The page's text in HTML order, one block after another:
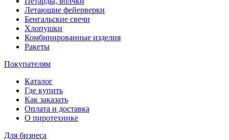
Летающие фейерверки
Бенгальские свечи
Хлопушки
Комбинированные изделия
Ракеты
Покупателям
Каталог
Где купить
Как заказать
Оплата и доставка
О пиротехнике
Для бизнеса